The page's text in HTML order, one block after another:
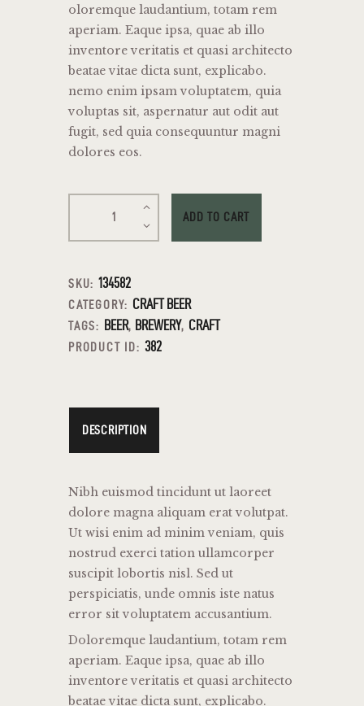
oloremque laudantium, totam rem
aperiam. Eaque ipsa, quae ab illo
inventore veritatis et quasi architecto
beatae vitae dicta sunt, explicabo.
nemo enim ipsam voluptatem, quia
voluptas sit, aspernatur aut odit aut
fugit, sed quia consequuntur magni
dolores eos.
ADD TO CART
SKU: 134582
CATEGORY: CRAFT BEER
TAGS: BEER, BREWERY, CRAFT
PRODUCT ID: 382
DESCRIPTION
Nibh euismod tincidunt ut laoreet
dolore magna aliquam erat volutpat.
Ut wisi enim ad minim veniam, quis
nostrud exerci tation ullamcorper
suscipit lobortis nisl. Sed ut
perspiciatis, unde omnis iste natus
error sit voluptatem accusantium.
Doloremque laudantium, totam rem
aperiam. Eaque ipsa, quae ab illo
inventore veritatis et quasi architecto
beatae vitae dicta sunt, explicabo.